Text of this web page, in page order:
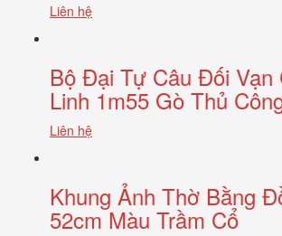
Liên hệ
Bộ Đại Tự Câu Đối Vạn
Linh 1m55 Gò Thủ
Liên hệ
Khung Ảnh Thờ Bằng
52cm Màu Trầm Cổ